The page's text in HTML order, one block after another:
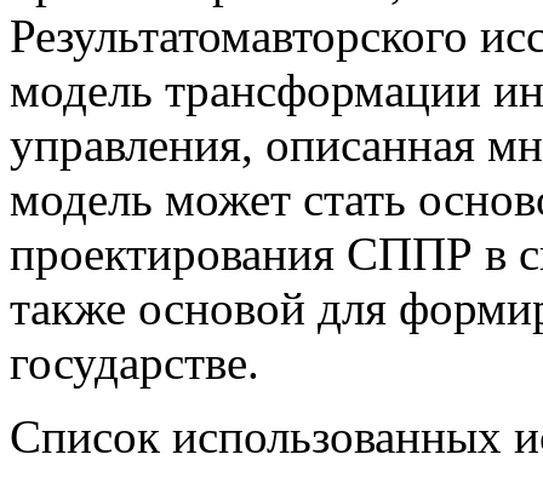
Результатомавторского
модель трансформации
управления, описанная
модель может стать
проектирования СППР в
также основой для
государстве.
Список использованных